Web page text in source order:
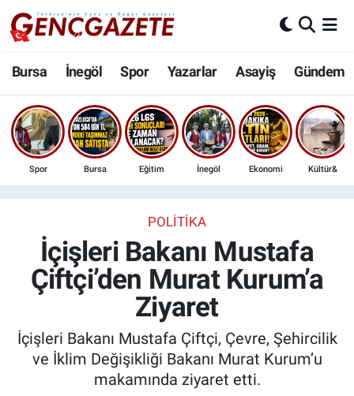
Bursa İnegöl Spor Yazarlar Asayiş Gündem
Spor Bursa Eğitim İnegöl Ekonomi Kültür&
POLITIKA
İçişleri Bakanı Mustafa
Çiftçi’den Murat Kurum’a
Ziyaret
İçişleri Bakanı Mustafa Çiftçi, Çevre, Şehircilik
ve İklim Değişikliği Bakanı Murat Kurum’u
makamında ziyaret etti.
Bursa
İnegöl
3.SAYFA
Ekonomi
İnanç
Kadın & Aile
Nöbetçi Eczaneler
Hava Durumu
Trafik Durumu
Son Dakika Haberleri